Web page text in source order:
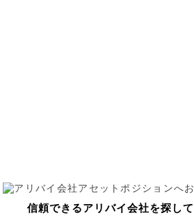
信頼できるアリバイ会社を探し